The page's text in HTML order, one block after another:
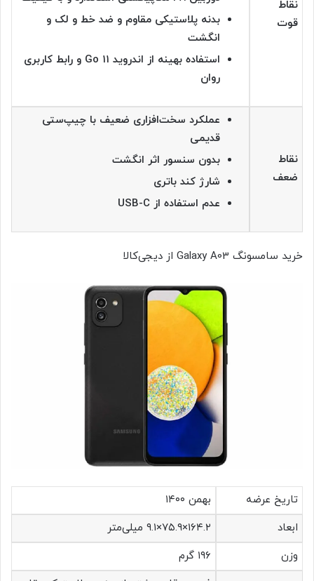
نقاط
قوت
بدنه پلاستیکی مقاوم و ضد خط و لک و
انگشت
استفاده بهینه از اندروید ۱۱ Go و رابط کاربری
روان
نقاط
ضعف
عملکرد سخت‌افزاری ضعیف با چیپ‌ستی
قدیمی
بدون سنسور اثر انگشت
شارژ کند باتری
عدم استفاده از USB-C
خرید سامسونگ Galaxy A03 از دیجی‌کالا
تاریخ عرضه
بهمن ۱۴۰۰
ابعاد
۱۶۴.۲×۷۵.۹×۹.۱ میلی‌متر
وزن
۱۹۶ گرم